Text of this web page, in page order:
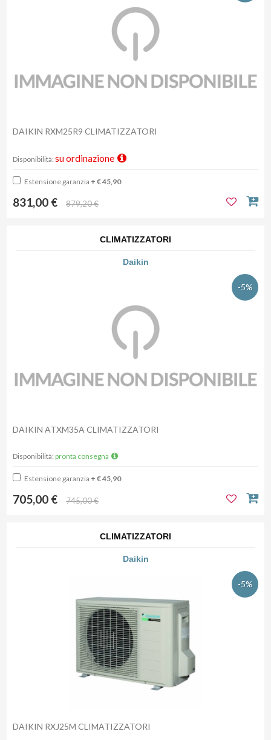
DAIKIN RXM25R9 CLIMATIZZATORI
Disponibilità: su ordinazione
Estensione garanzia + € 45,90
831,00 € 879,20 €
CLIMATIZZATORI
Daikin
-5%
DAIKIN ATXM35A CLIMATIZZATORI
Disponibilità: pronta consegna
Estensione garanzia + € 45,90
705,00 € 745,00 €
CLIMATIZZATORI
Daikin
-5%
DAIKIN RXJ25M CLIMATIZZATORI